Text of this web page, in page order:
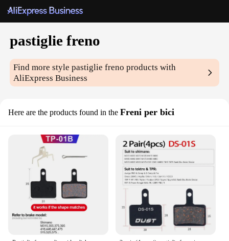
pastiglie freno
Find more stylepastiglie freno products with
AliExpress Business
Here are the products found in the Freni per bici